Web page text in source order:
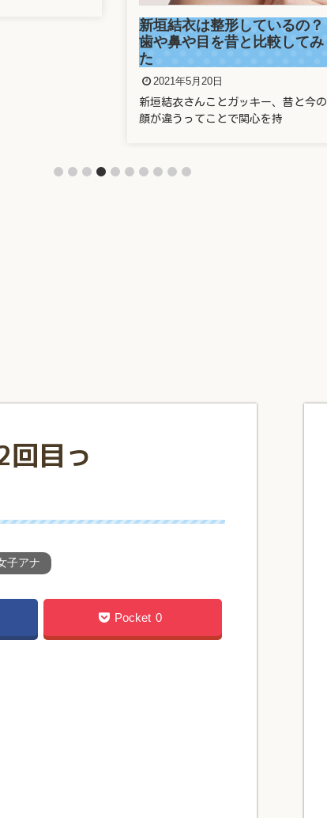
新垣結衣は整形しているの？
歯や鼻や目を昔と比較してみ
た
2021年5月20日
新垣結衣さんことガッキー、昔と今の
顔が違うってことで関心を持
目っ
子アナ
Pocket 0